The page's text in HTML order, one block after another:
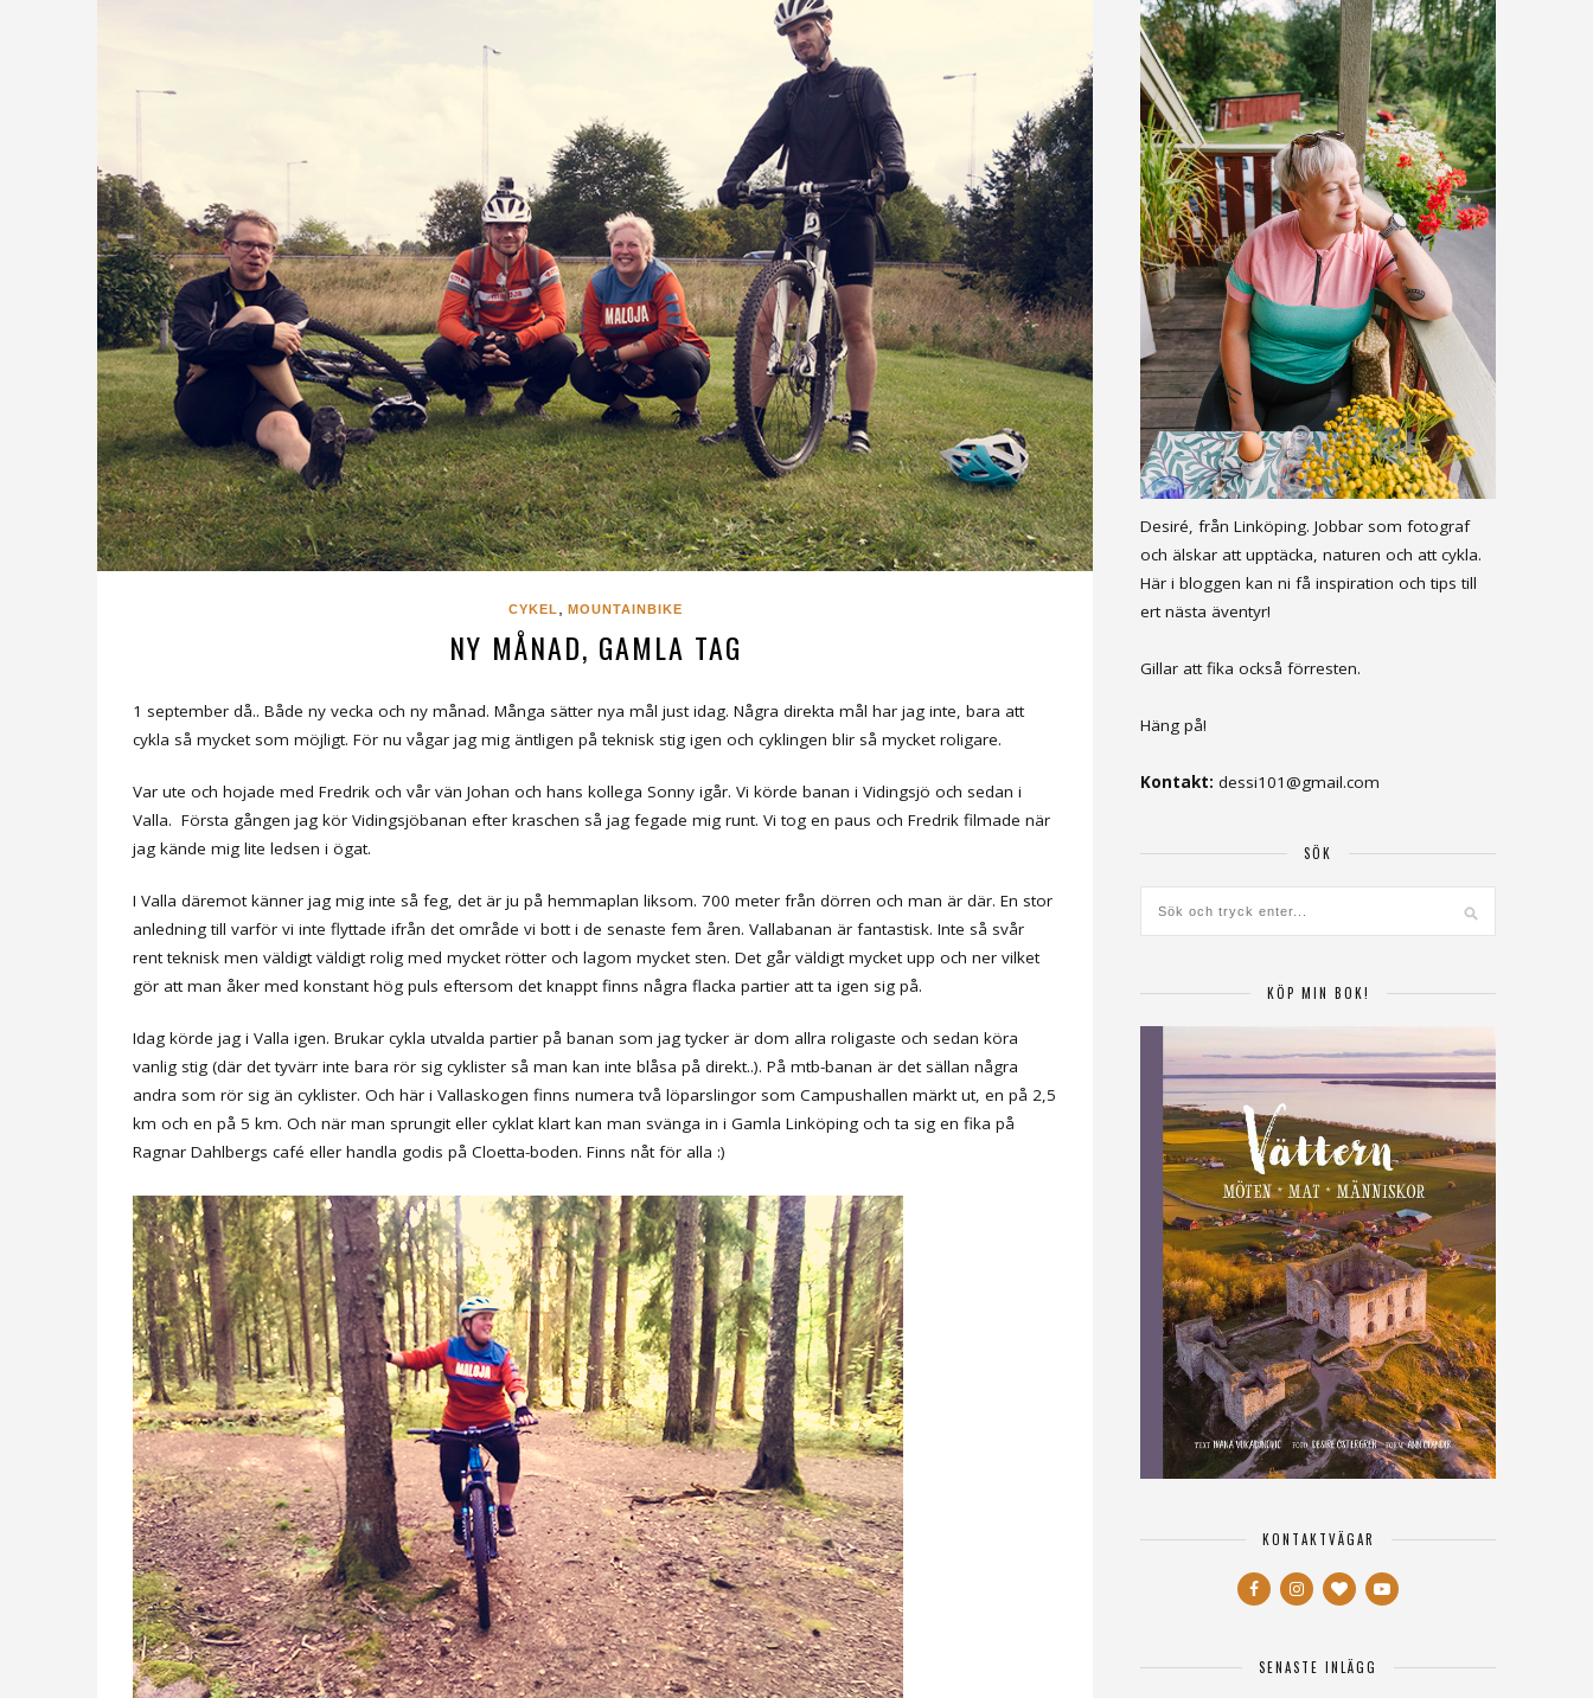
CYKEL MOUNTAINBIKE
NY MÅNAD, GAMLA TAG
1 september då.. Både ny vecka och ny månad. Många sätter nya mål just idag. Några direkta mål har jag inte, bara att
cykla så mycket som möjligt. För nu vågar jag mig äntligen på teknisk stig igen och cyklingen blir så mycket roligare.
Var ute och hojade med Fredrik och vår vän Johan och hans kollega Sonny igår. Vi körde banan i Vidingsjö och sedan i
Valla. Första gången jag kör Vidingsjöbanan efter kraschen så jag fegade mig runt. Vi tog en paus och Fredrik filmade när
jag kände mig lite ledsen i ögat.
I Valla däremot känner jag mig inte så feg, det är ju på hemmaplan liksom. 700 meter från dörren och man är där. En stor
anledning till varför vi inte flyttade ifrån det område vi bott i de senaste fem åren. Vallabanan är fantastisk. Inte så svår
rent teknisk men väldigt väldigt rolig med mycket rötter och lagom mycket sten. Det går väldigt mycket upp och ner vilket
gör att man åker med konstant hög puls eftersom det knappt finns några flacka partier att ta igen sig på.
Idag körde jag i Valla igen. Brukar cykla utvalda partier på banan som jag tycker är dom allra roligaste och sedan köra
vanlig stig (där det tyvärr inte bara rör sig cyklister så man kan inte blåsa på direkt..). På mtb-banan är det sällan några
andra som rör sig än cyklister. Och här i Vallaskogen finns numera två löparslingor som Campushallen märkt ut, en på 2,5
km och en på 5 km. Och när man sprungit eller cyklat klart kan man svänga in i Gamla Linköping och ta sig en fika på
Ragnar Dahlbergs café eller handla godis på Cloetta-boden. Finns nåt för alla :)
Desiré, från Linköping. Jobbar som fotograf
och älskar att upptäcka, naturen och att cykla.
Här i bloggen kan ni få inspiration och tips till
ert nästa äventyr!
Gillar att fika också förresten.
Häng på!
Kontakt: dessi101@gmail.com
SÖK
KÖP MIN BOK!
KONTAKTVÄGAR
SENASTE INLÄGG